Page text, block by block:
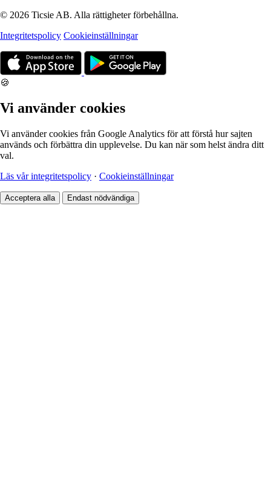
© 2026 Ticsie AB. Alla rättigheter förbehållna.
Integritetspolicy Cookieinställningar
🍪
Vi använder cookies
Vi använder cookies från Google Analytics för att förstå hur sajten
används och förbättra din upplevelse. Du kan när som helst ändra ditt
val.
Läs vår integritetspolicy · Cookieinställningar
Acceptera alla Endast nödvändiga